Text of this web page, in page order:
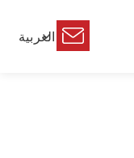
العربية